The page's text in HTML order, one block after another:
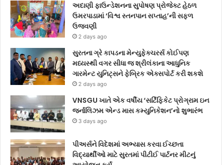
અદાણી ફાઉન્ડેશનના સુપોષણ પ્રોજેક્ટ હેઠળ
ઉમરપાડામાં ‘વિશ્વ સ્તનપાન સપ્તાહ’ની સફળ
ઉજવણી
2 days ago
સુરતના ગ્રે કાપડના મેન્યુફેક્ચરર્સ કોઈપણ
મધ્યસ્થી વગર સીધા જ શ્રીલંકાના આધુનિક
ગારમેન્ટ યુનિટ્સને ફેબ્રિક એક્સપોર્ટ કરી શકશે
2 days ago
VNSGU ખાતે એક વર્ષીય ‘સર્ટિફિકેટ પ્રોગ્રામ ઇન
જર્નાલિઝમ એન્ડ માસ કમ્યુનિકેશન’નો શુભારંભ
3 days ago
પીઅર્સને વિદેશમાં અભ્યાસ કરવા ઈચ્છતા
વિદ્યાર્થીઓ માટે સુરતમાં પીટીઈ પાર્ટનર મીટનું